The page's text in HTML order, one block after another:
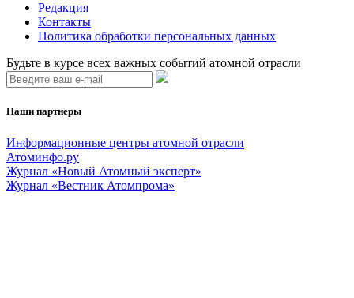
Редакция
Контакты
Политика обработки персональных данных
Будьте в курсе всех важных событий атомной отрасли
Наши партнеры
Информационные центры атомной отрасли
Атоминфо.ру
Журнал «Новый Атомный эксперт»
Журнал «Вестник Атомпрома»